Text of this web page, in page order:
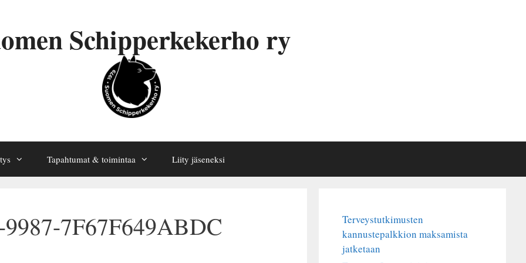
Schipperkekerho ry
Tapahtumat & toimintaa Liity jäseneksi
7F67F649ABDC
Terveystutkimusten
kannustepalkkion maksamista
jatketaan